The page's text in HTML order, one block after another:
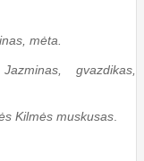
mėta.
gvazdikas,
Kilmės muskusas